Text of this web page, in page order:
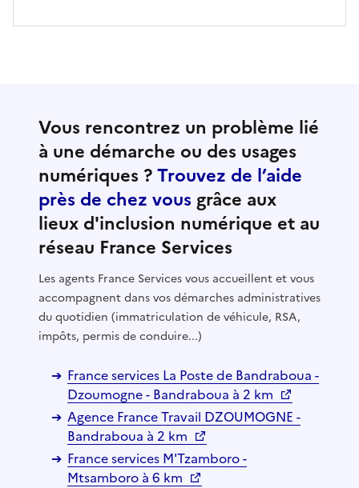
Vous rencontrez un problème lié
à une démarche ou des usages
numériques ?Trouvez de l’aide
près de chez vous grâce aux
lieux d'inclusion numérique et au
réseau France Services
Les agents France Services vous accueillent et vous
accompagnent dans vos démarches administratives
du quotidien (immatriculation de véhicule, RSA,
impôts, permis de conduire...)
France services La Poste de Bandraboua -
Dzoumogne - Bandraboua à 2 km
Agence France Travail DZOUMOGNE -
Bandraboua à 2 km
France services M'Tzamboro -
Mtsamboro à 6 km